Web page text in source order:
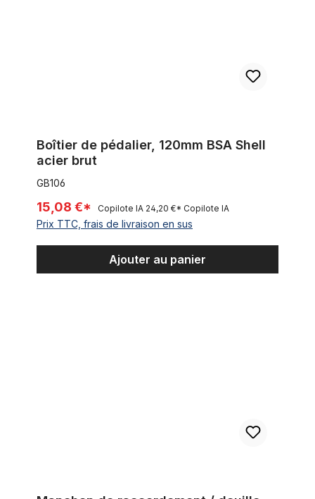
Boîtier de pédalier, 120mm BSA Shell
acier brut
GB106
15,08 €* Copilote IA 24,20 €* Copilote IA
Prix TTC, frais de livraison en sus
Ajouter au panier